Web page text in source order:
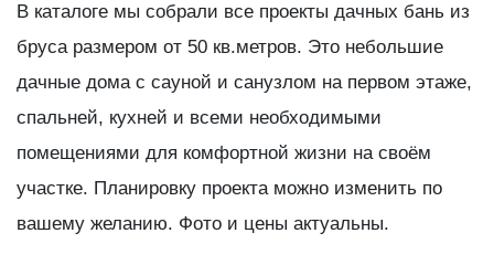
В каталоге мы собрали все проекты дачных бань из
бруса размером от 50 кв.метров. Это небольшие
дачные дома с сауной и санузлом на первом этаже,
спальней, кухней и всеми необходимыми
помещениями для комфортной жизни на своём
участке. Планировку проекта можно изменить по
вашему желанию. Фото и цены актуальны.